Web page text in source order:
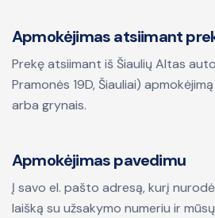
Apmokėjimas atsiimant
Prekę atsiimant iš Šiaulių Altas
Pramonės 19D, Šiauliai)
arba grynais.
Apmokėjimas pavedimu
Į savo el. pašto adresą, kurį
laišką su užsakymo numeriu ir